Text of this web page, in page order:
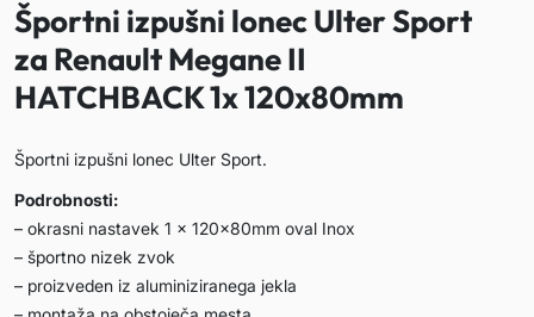
Športni izpušni lonec Ulter Sport
za Renault Megane II
HATCHBACK 1x 120x80mm
Športni izpušni lonec Ulter Sport.
Podrobnosti:
– okrasni nastavek 1 x 120x80mm oval Inox
– športno nizek zvok
– proizveden iz aluminiziranega jekla